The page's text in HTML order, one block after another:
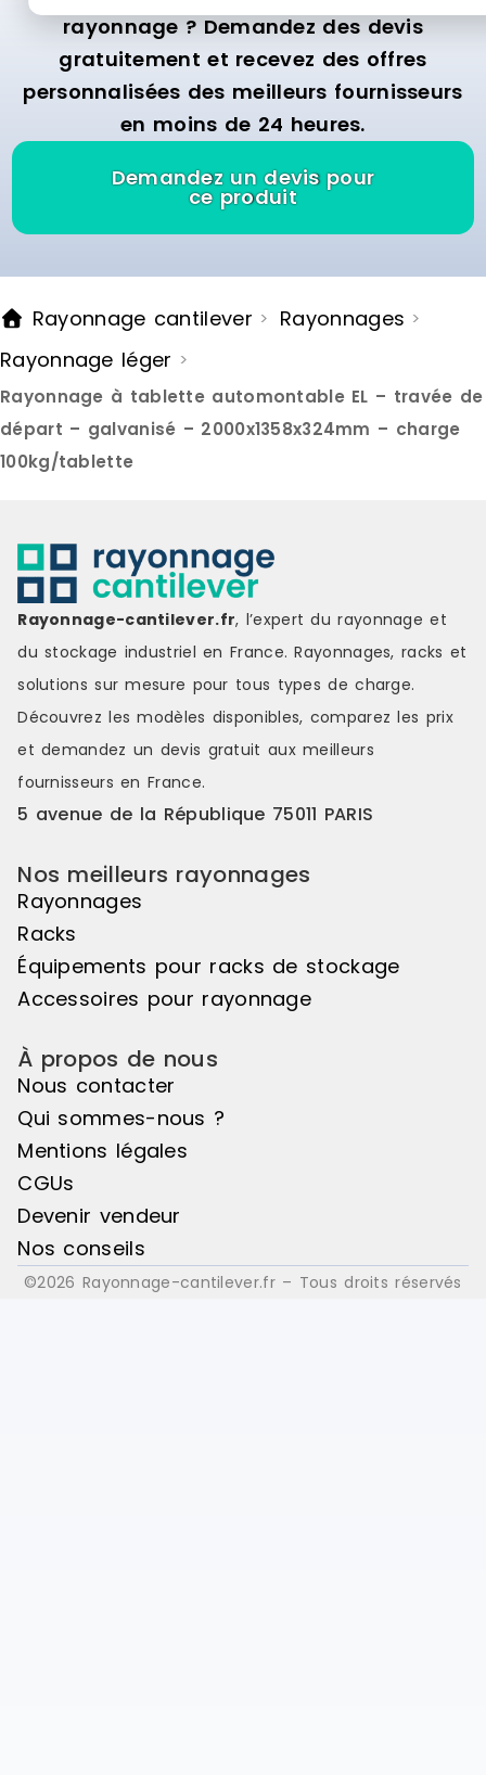
rayonnage ? Demandez des devis
gratuitement et recevez des offres
personnalisées des meilleurs fournisseurs
en moins de 24 heures.
Demandez un devis pour
ce produit
Rayonnage cantilever > Rayonnages >
Rayonnage léger >
Rayonnage à tablette automontable EL – travée de
départ – galvanisé – 2000x1358x324mm – charge
100kg/tablette
Rayonnage-cantilever.fr, l’expert du rayonnage et
du stockage industriel en France. Rayonnages, racks et
solutions sur mesure pour tous types de charge.
Découvrez les modèles disponibles, comparez les prix
et demandez un devis gratuit aux meilleurs
fournisseurs en France.
5 avenue de la République 75011 PARIS
Nos meilleurs rayonnages
Rayonnages
Racks
Équipements pour racks de stockage
Accessoires pour rayonnage
À propos de nous
Nous contacter
Qui sommes-nous ?
Mentions légales
CGUs
Devenir vendeur
Nos conseils
©2026 Rayonnage-cantilever.fr – Tous droits réservés